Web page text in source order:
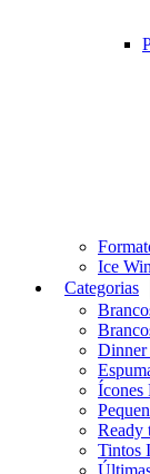
Ice
Categorias
Dinner
Ícones
Ready
Tintos